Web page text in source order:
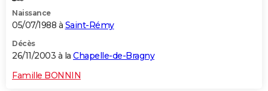
Naissance
05/07/1988 à Saint-Rémy
Décès
26/11/2003 à la Chapelle-de-Bragny
Famille BONNIN